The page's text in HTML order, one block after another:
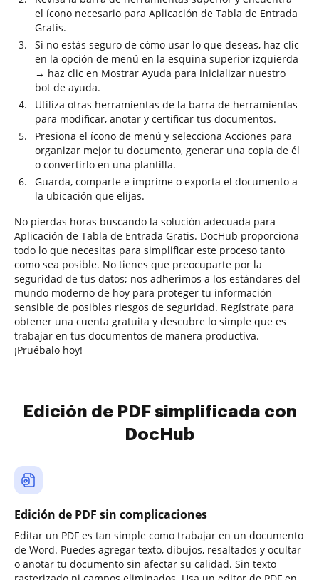
el ícono necesario para Aplicación de Tabla de Entrada
Gratis.
Si no estás seguro de cómo usar lo que deseas, haz clic
en la opción de menú en la esquina superior izquierda
→ haz clic en Mostrar Ayuda para inicializar nuestro
bot de ayuda.
Utiliza otras herramientas de la barra de herramientas
para modificar, anotar y certificar tus documentos.
Presiona el ícono de menú y selecciona Acciones para
organizar mejor tu documento, generar una copia de él
o convertirlo en una plantilla.
Guarda, comparte e imprime o exporta el documento a
la ubicación que elijas.
No pierdas horas buscando la solución adecuada para
Aplicación de Tabla de Entrada Gratis. DocHub proporciona
todo lo que necesitas para simplificar este proceso tanto
como sea posible. No tienes que preocuparte por la
seguridad de tus datos; nos adherimos a los estándares del
mundo moderno de hoy para proteger tu información
sensible de posibles riesgos de seguridad. Regístrate para
obtener una cuenta gratuita y descubre lo simple que es
trabajar en tus documentos de manera productiva.
¡Pruébalo hoy!
Edición de PDF simplificada con
DocHub
Edición de PDF sin complicaciones
Editar un PDF es tan simple como trabajar en un documento
de Word. Puedes agregar texto, dibujos, resaltados y ocultar
o anotar tu documento sin afectar su calidad. Sin texto